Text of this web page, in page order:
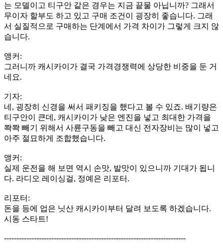
는 모델이고 티구안 같은 경우는 지금 끝물 아닙니까? 그래서
무이자 할부도 하고 있고 구매 조건이 굉장히 좋습니다. 그래
서 실질적으로 구매하는 단계에서 가격 차이가 그렇게 크지 않
습니다.
앵커:
그러니까 캐시카이가 결국 가격경쟁력에 상당한 비중을 둔 거
네요.
기자:
네, 굉장히 신경을 써서 패키징을 했다고 볼 수 있죠. 배기량은
티구안이 큰데, 캐시카이가 낮은 엔진을 넣고 최대한 가격을
쫙쫙 빼기 위해서 사륜구동을 빼고 대신 전자장비는 많이 넣고
아주 절묘하게 조합했습니다.
앵커:
실제 운전을 해 보면 역시 손맛, 발맛이 있으니까 기대가 됩니
다. 라디오 레이싱걸, 정예은 리포터.
리포터:
돈을 등에 업은 닛산 캐시카이부터 달려 보도록 하겠습니다.
시동 스타트!
-------------------------------------------------------------------------